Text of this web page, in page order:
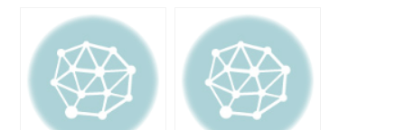
гимнастики